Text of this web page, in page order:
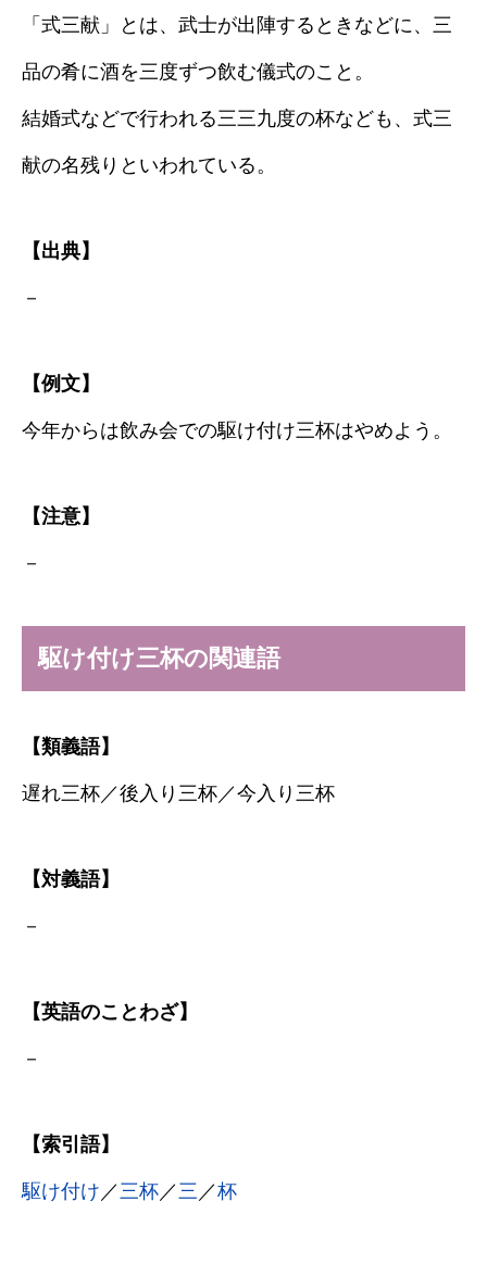
「式三献」とは、武士が出陣するときなどに、三
品の肴に酒を三度ずつ飲む儀式のこと。
結婚式などで行われる三三九度の杯なども、式三
献の名残りといわれている。
【出典】
－
【例文】
今年からは飲み会での駆け付け三杯はやめよう。
【注意】
－
駆け付け三杯の関連語
【類義語】
遅れ三杯／後入り三杯／今入り三杯
【対義語】
－
【英語のことわざ】
－
【索引語】
駆け付け ／三杯／三 ／杯